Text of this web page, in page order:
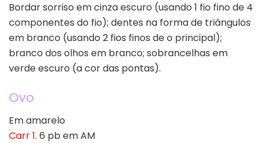
Bordar sorriso em cinza escuro (usando 1 fio fino de 4
componentes do fio); dentes na forma de triângulos
em branco (usando 2 fios finos de o principal);
branco dos olhos em branco; sobrancelhas em
verde escuro (a cor das pontas).
Ovo
Em amarelo
Carr 1. 6 pb em AM